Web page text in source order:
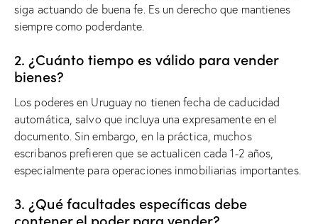
siga actuando de buena fe. Es un derecho que mantienes
siempre como poderdante.
2. ¿Cuánto tiempo es válido para vender
bienes?
Los poderes en Uruguay no tienen fecha de caducidad
automática, salvo que incluya una expresamente en el
documento. Sin embargo, en la práctica, muchos
escribanos prefieren que se actualicen cada 1-2 años,
especialmente para operaciones inmobiliarias importantes.
3. ¿Qué facultades específicas debe
contener el poder para vender?